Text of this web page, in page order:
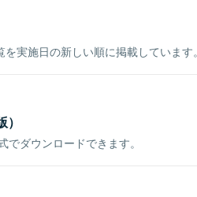
実施日の新しい順に掲載しています。
ダウンロードできます。